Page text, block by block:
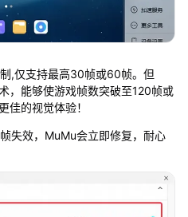
,仅支持最高30帧或60帧。但
，能够使游戏帧数突破至120帧或
佳的视觉体验！
失效，MuMu会立即修复，耐心